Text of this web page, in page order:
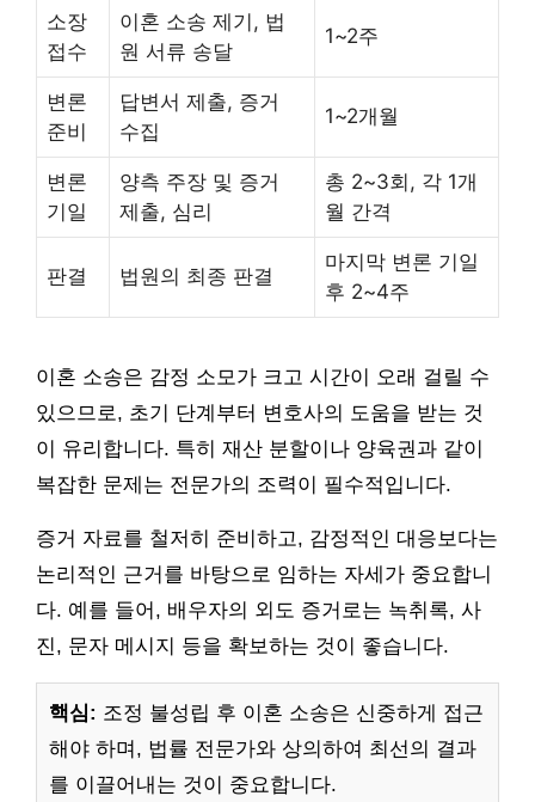
소장
접수
이혼 소송 제기, 법
원 서류 송달
1~2주
변론
준비
답변서 제출, 증거
수집
1~2개월
변론
기일
양측 주장 및 증거
제출, 심리
총 2~3회, 각 1개
월 간격
판결 법원의 최종 판결
마지막 변론 기일
후 2~4주
이혼 소송은 감정 소모가 크고 시간이 오래 걸릴 수
있으므로, 초기 단계부터 변호사의 도움을 받는 것
이 유리합니다. 특히 재산 분할이나 양육권과 같이
복잡한 문제는 전문가의 조력이 필수적입니다.
증거 자료를 철저히 준비하고, 감정적인 대응보다는
논리적인 근거를 바탕으로 임하는 자세가 중요합니
다. 예를 들어, 배우자의 외도 증거로는 녹취록, 사
진, 문자 메시지 등을 확보하는 것이 좋습니다.
핵심: 조정 불성립 후 이혼 소송은 신중하게 접근
해야 하며, 법률 전문가와 상의하여 최선의 결과
를 이끌어내는 것이 중요합니다.